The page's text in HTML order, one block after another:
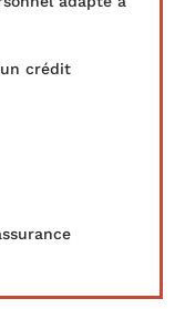
crédit